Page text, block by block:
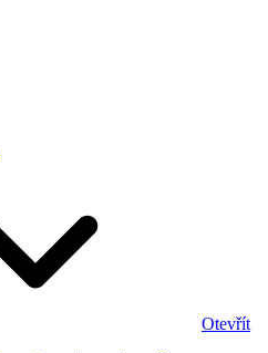
Otevřít